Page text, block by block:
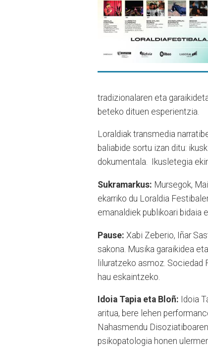
tradizionalaren eta
beteko dituen esperientzia.
Loraldiak transmedia
baliabide sortu izan ditu:
dokumentala. Ikusletegia
Sukramarkus: Mursegok,
ekarriko du Loraldia
emanaldiek publikoari bidaia
Pause: Xabi Zeberio, Iñar
sakona. Musika garaikidea
liluratzeko asmoz. Sociedad
hau eskaintzeko.
Idoia Tapia eta Bloñ: Idoia
aritua, bere lehen
Nahasmendu
psikopatologia honen